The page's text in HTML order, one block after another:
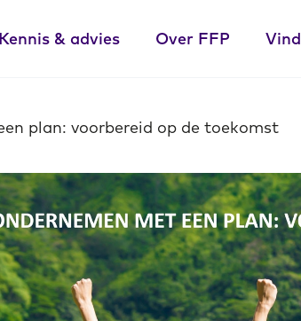
Kennis & advies Over FFP
plan: voorbereid op de toekomst